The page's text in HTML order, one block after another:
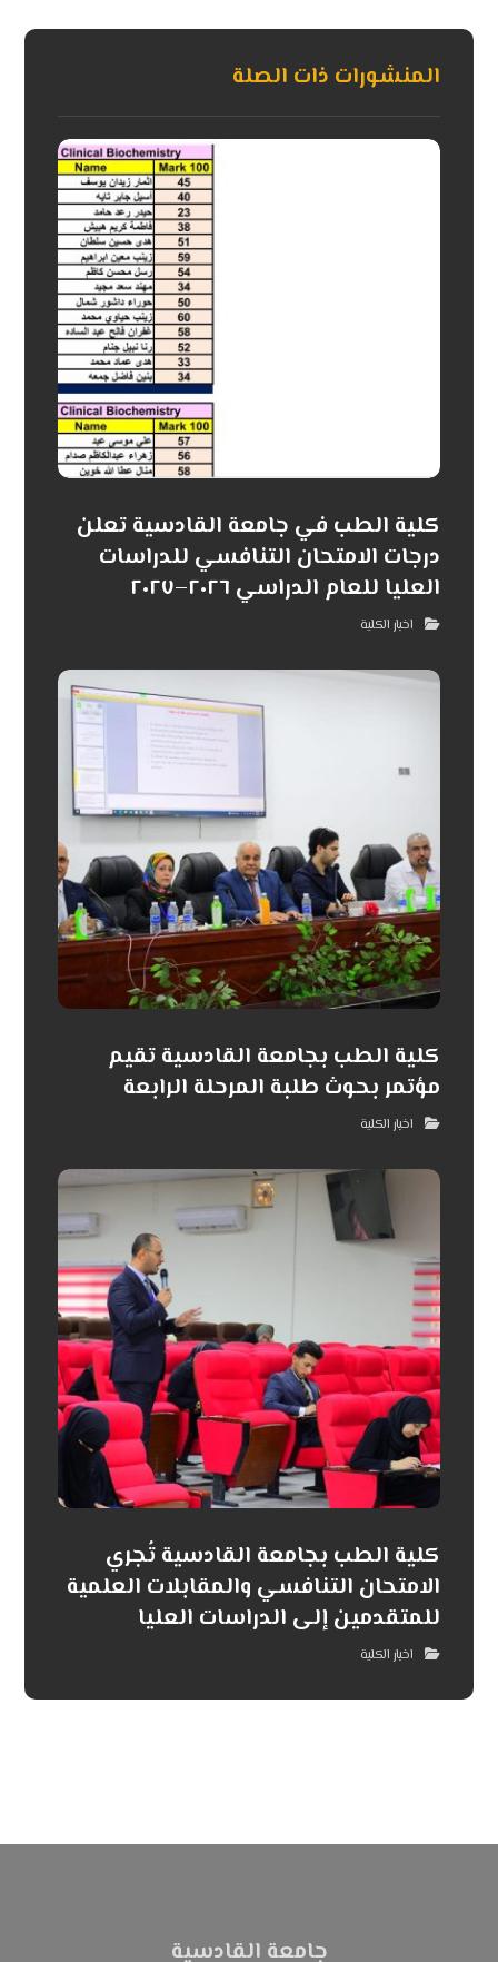
المنشورات ذات الصلة
كلية الطب في جامعة القادسية تعلن
درجات الامتحان التنافسي للدراسات
العليا للعام الدراسي ٢٠٢٦–٢٠٢٧
اخبار الكلية
كلية الطب بجامعة القادسية تقيم
مؤتمر بحوث طلبة المرحلة الرابعة
اخبار الكلية
كلية الطب بجامعة القادسية تُجري
الامتحان التنافسي والمقابلات العلمية
للمتقدمين إلى الدراسات العليا
اخبار الكلية
جامعة القادسية